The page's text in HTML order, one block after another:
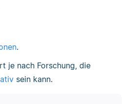
.
je nach Forschung, die
sein kann.